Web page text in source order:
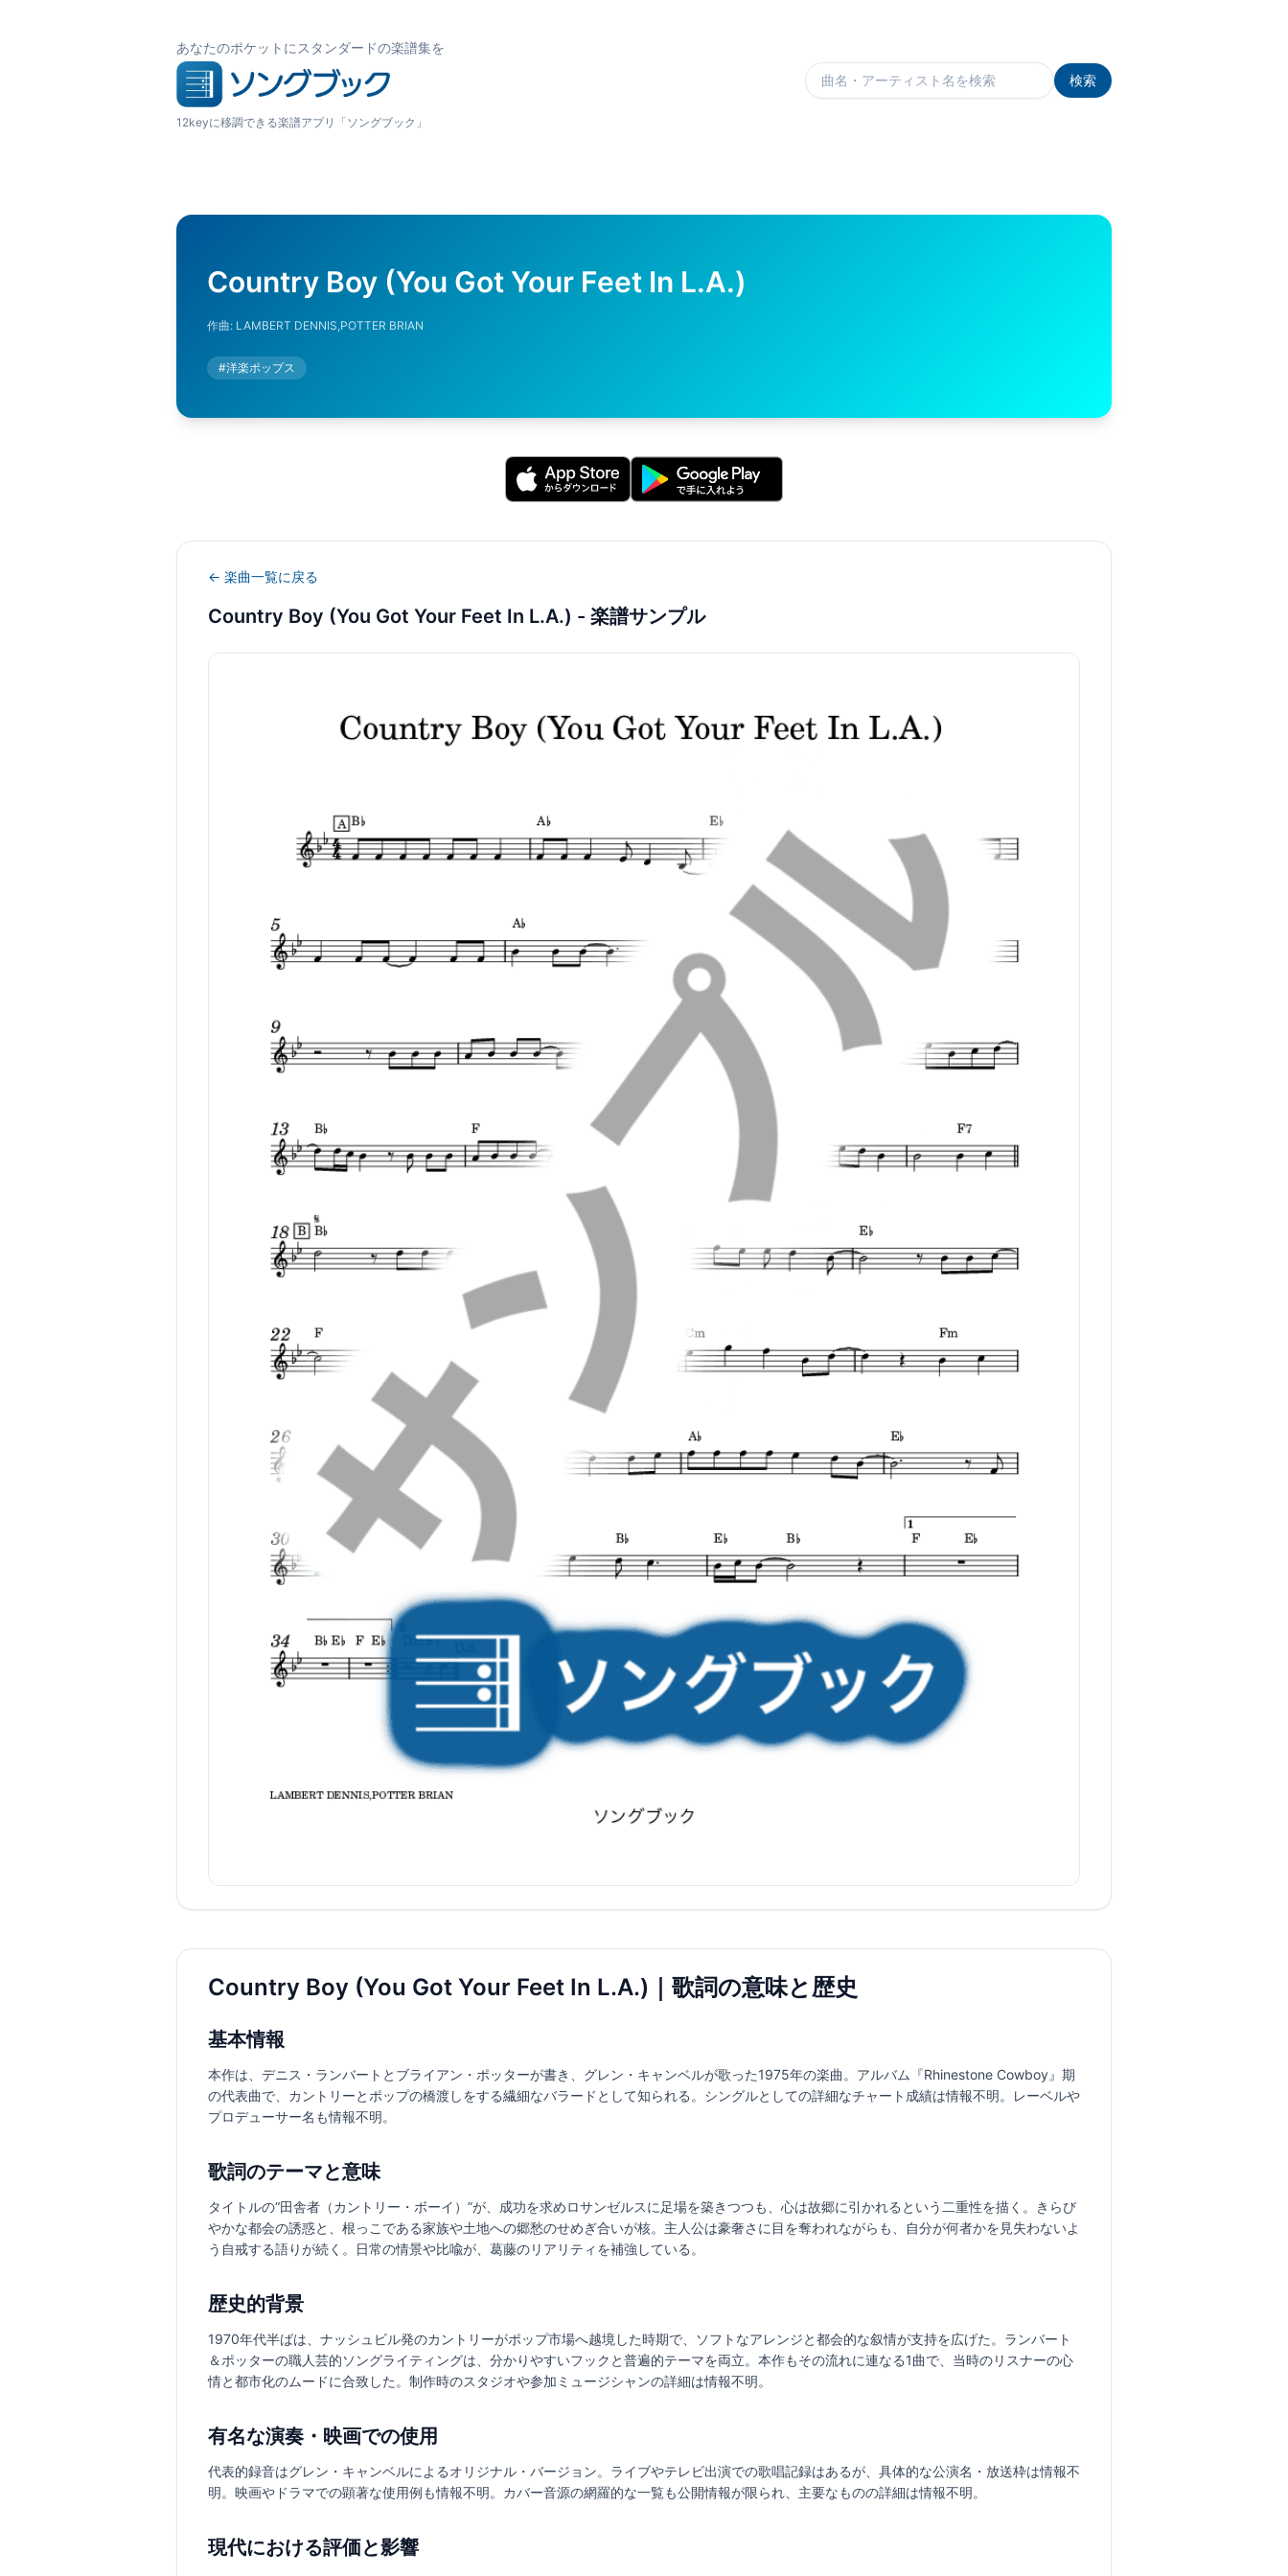
あなたのポケットにスタンダードの楽譜集を
12keyに移調できる楽譜アプリ「ソングブック」
楽曲を検索
検索
Country Boy (You Got Your Feet In L.A.)
作曲: LAMBERT DENNIS,POTTER BRIAN
#洋楽ポップス
← 楽曲一覧に戻る
Country Boy (You Got Your Feet In L.A.) - 楽譜サンプル
Country Boy (You Got Your Feet In L.A.)｜歌詞の意味と歴史
基本情報
本作は、デニス・ランバートとブライアン・ポッターが書き、グレン・キャンベルが歌った1975年の楽曲。アルバム『Rhinestone Cowboy』期
の代表曲で、カントリーとポップの橋渡しをする繊細なバラードとして知られる。シングルとしての詳細なチャート成績は情報不明。レーベルや
プロデューサー名も情報不明。
歌詞のテーマと意味
タイトルの“田舎者（カントリー・ボーイ）”が、成功を求めロサンゼルスに足場を築きつつも、心は故郷に引かれるという二重性を描く。きらび
やかな都会の誘惑と、根っこである家族や土地への郷愁のせめぎ合いが核。主人公は豪奢さに目を奪われながらも、自分が何者かを見失わないよ
う自戒する語りが続く。日常の情景や比喩が、葛藤のリアリティを補強している。
歴史的背景
1970年代半ばは、ナッシュビル発のカントリーがポップ市場へ越境した時期で、ソフトなアレンジと都会的な叙情が支持を広げた。ランバート
＆ポッターの職人芸的ソングライティングは、分かりやすいフックと普遍的テーマを両立。本作もその流れに連なる1曲で、当時のリスナーの心
情と都市化のムードに合致した。制作時のスタジオや参加ミュージシャンの詳細は情報不明。
有名な演奏・映画での使用
代表的録音はグレン・キャンベルによるオリジナル・バージョン。ライブやテレビ出演での歌唱記録はあるが、具体的な公演名・放送枠は情報不
明。映画やドラマでの顕著な使用例も情報不明。カバー音源の網羅的な一覧も公開情報が限られ、主要なものの詳細は情報不明。
現代における評価と影響